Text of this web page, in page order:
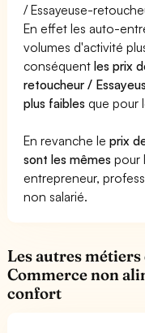
/ Essayeuse-
En effet les auto-
volumes d'activité
conséquentles prix
retoucheur /
plus faibles que pour
En revanche leprix
sont les mêmes pour
entrepreneur,
non salarié.
Les autres
Commerce non
confort